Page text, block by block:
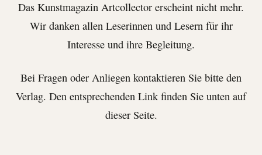
Das Kunstmagazin Artcollector erscheint nicht mehr.
Wir danken allen Leserinnen und Lesern für ihr
Interesse und ihre Begleitung.
Bei Fragen oder Anliegen kontaktieren Sie bitte den
Verlag. Den entsprechenden Link finden Sie unten auf
dieser Seite.